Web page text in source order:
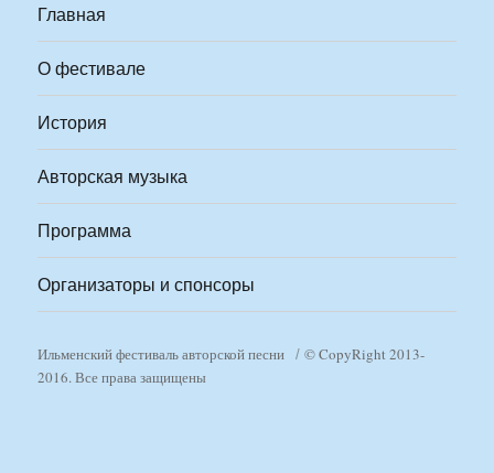
Главная
О фестивале
История
Авторская музыка
Программа
Организаторы и спонсоры
Ильменский фестиваль авторской песни
© CopyRight 2013-
2016. Все права защищены